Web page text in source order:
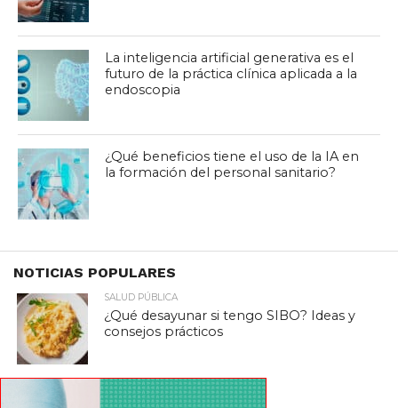
La inteligencia artificial generativa es el
futuro de la práctica clínica aplicada a la
endoscopia
¿Qué beneficios tiene el uso de la IA en
la formación del personal sanitario?
NOTICIAS POPULARES
SALUD PÚBLICA
¿Qué desayunar si tengo SIBO? Ideas y
consejos prácticos